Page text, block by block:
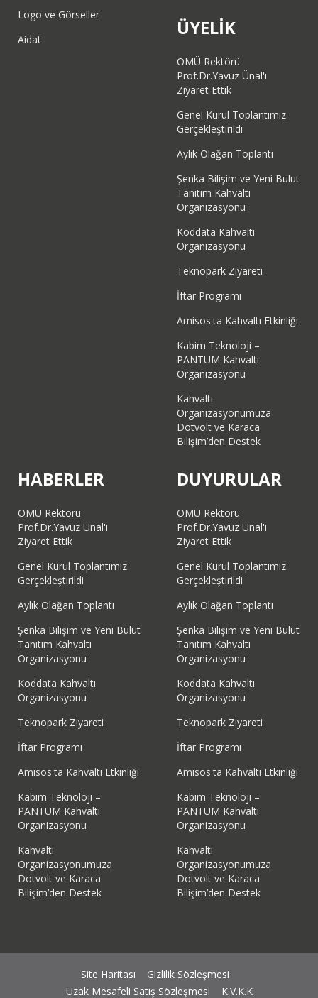
Logo ve Görseller
Aidat
ÜYELİK
OMÜ Rektörü
Prof.Dr.Yavuz Ünal'ı
Ziyaret Ettik
Genel Kurul Toplantımız
Gerçekleştirildi
Aylık Olağan Toplantı
Şenka Bilişim ve Yeni Bulut
Tanıtım Kahvaltı
Organizasyonu
Koddata Kahvaltı
Organizasyonu
Teknopark Ziyareti
İftar Programı
Amisos'ta Kahvaltı Etkinliği
Kabim Teknoloji –
PANTUM Kahvaltı
Organizasyonu
Kahvaltı
Organizasyonumuza
Dotvolt ve Karaca
Bilişim’den Destek
HABERLER
OMÜ Rektörü
Prof.Dr.Yavuz Ünal'ı
Ziyaret Ettik
Genel Kurul Toplantımız
Gerçekleştirildi
Aylık Olağan Toplantı
Şenka Bilişim ve Yeni Bulut
Tanıtım Kahvaltı
Organizasyonu
Koddata Kahvaltı
Organizasyonu
Teknopark Ziyareti
İftar Programı
Amisos'ta Kahvaltı Etkinliği
Kabim Teknoloji –
PANTUM Kahvaltı
Organizasyonu
Kahvaltı
Organizasyonumuza
Dotvolt ve Karaca
Bilişim’den Destek
DUYURULAR
OMÜ Rektörü
Prof.Dr.Yavuz Ünal'ı
Ziyaret Ettik
Genel Kurul Toplantımız
Gerçekleştirildi
Aylık Olağan Toplantı
Şenka Bilişim ve Yeni Bulut
Tanıtım Kahvaltı
Organizasyonu
Koddata Kahvaltı
Organizasyonu
Teknopark Ziyareti
İftar Programı
Amisos'ta Kahvaltı Etkinliği
Kabim Teknoloji –
PANTUM Kahvaltı
Organizasyonu
Kahvaltı
Organizasyonumuza
Dotvolt ve Karaca
Bilişim’den Destek
Site Haritası
Gizlilik Sözleşmesi
Uzak Mesafeli Satış Sözleşmesi
K.V.K.K